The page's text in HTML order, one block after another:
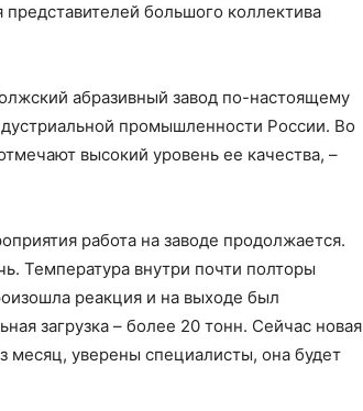
большого коллектива
абразивный завод по-настоящему
промышленности России. Во
высокий уровень ее качества, –
работа на заводе продолжается.
Температура внутри почти полторы
реакция и на выходе был
загрузка – более 20 тонн. Сейчас новая
месяц, уверены специалисты, она будет